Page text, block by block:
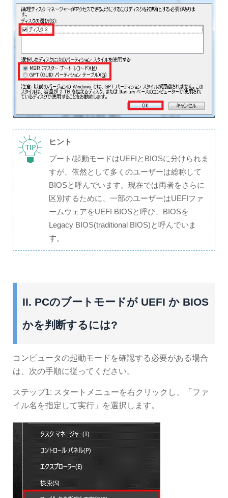
ヒント
ブート/起動モードはUEFIとBIOSに分けられま
すが、依然として多くのユーザーは総称して
BIOSと呼んでいます。現在では両者をさらに
区別するために、一部のユーザーはUEFIファ
ームウェアをUEFI BIOSと呼び、BIOSを
Legacy BIOS(traditional BIOS)と呼んでいま
す。
II. PCのブートモードが UEFI か BIOS
かを判断するには?
コンピュータの起動モードを確認する必要がある場合
は、次の手順に従ってください。
ステップ1: スタートメニューを右クリックし、「ファ
イル名を指定して実行」を選択します。